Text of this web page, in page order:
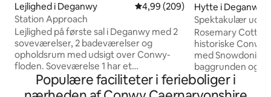
Lejlighed i Deganwy 4,99 ud af 5 i gennemsnitlig
4,99 (209)
Station Approach
Lejlighed på første sal i Deganwy med 2
soveværelser, 2 badeværelser og
opholdsrum med udsigt over Conwy-
floden. Soveværelse 1 har et
badeværelse med badekar og separat
brusebad. Dette værelse har en
Hytte i Deganwy
Spektakulær
flodmunding og
Rosemary
historiske
med Snowdonia
baggrunden og
mest betagende
nogensinde vil
Populære faciliteter i ferieboliger i